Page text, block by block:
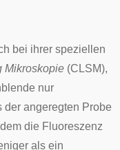
bei ihrer speziellen
Mikroskopie (CLSM),
nur
angeregten Probe
die Fluoreszenz
als ein